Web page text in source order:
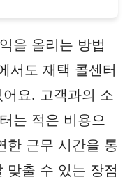
을 올리는 방법
서도 재택 콜센터
요. 고객과의 소
는 적은 비용으
한 근무 시간을 통
맞출 수 있는 장점